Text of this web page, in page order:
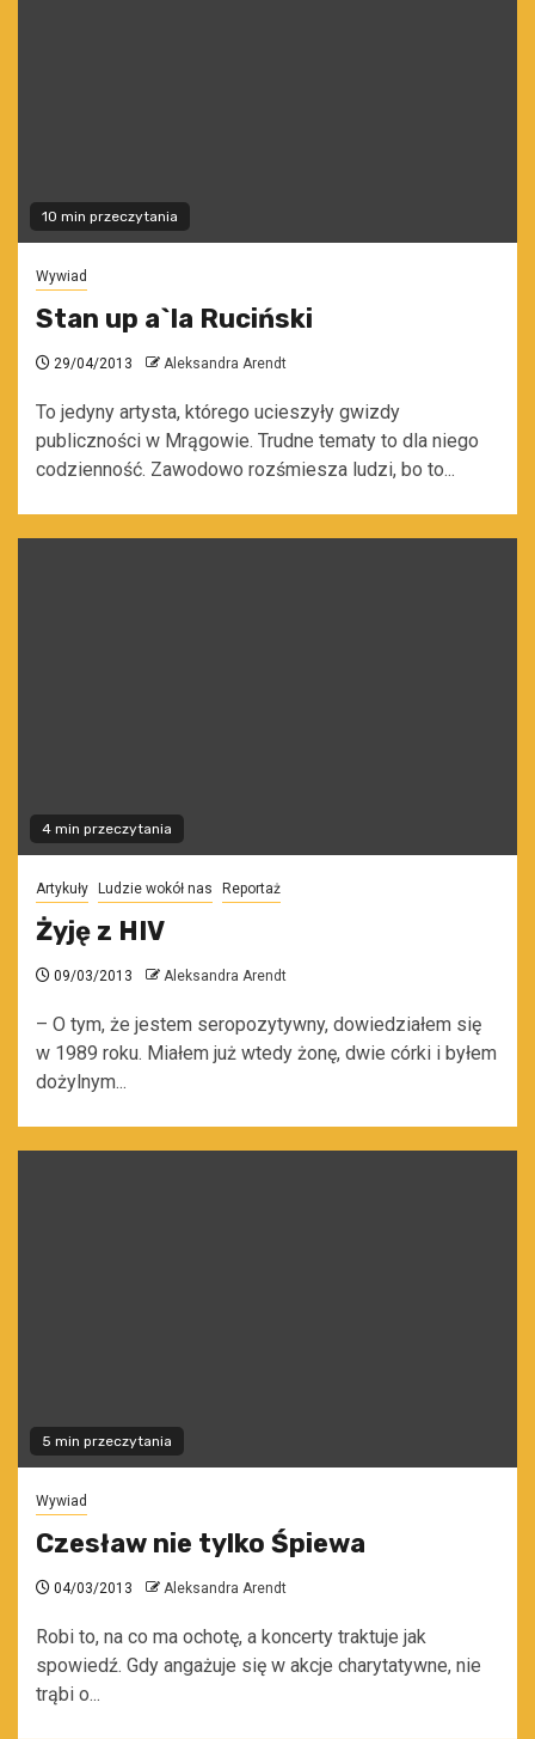
10 min przeczytania
Wywiad
Stan up a`la Ruciński
29/04/2013 Aleksandra Arendt
To jedyny artysta, którego ucieszyły gwizdy
publiczności w Mrągowie. Trudne tematy to dla niego
codzienność. Zawodowo rozśmiesza ludzi, bo to...
4 min przeczytania
Artykuły Ludzie wokół nas Reportaż
Żyję z HIV
09/03/2013 Aleksandra Arendt
– O tym, że jestem seropozytywny, dowiedziałem się
w 1989 roku. Miałem już wtedy żonę, dwie córki i byłem
dożylnym...
5 min przeczytania
Wywiad
Czesław nie tylko Śpiewa
04/03/2013 Aleksandra Arendt
Robi to, na co ma ochotę, a koncerty traktuje jak
spowiedź. Gdy angażuje się w akcje charytatywne, nie
trąbi o...